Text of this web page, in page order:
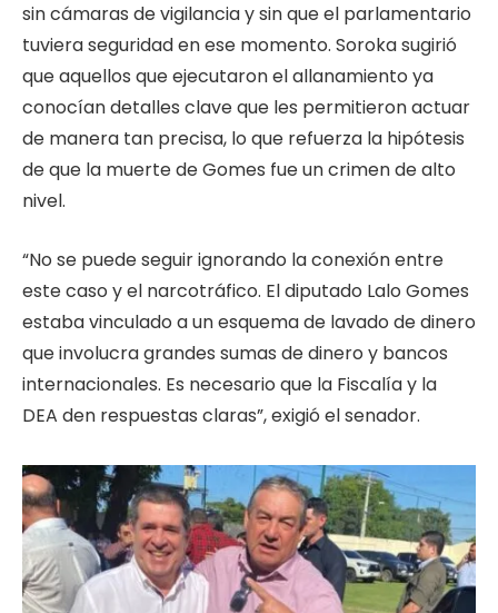
sin cámaras de vigilancia y sin que el parlamentario
tuviera seguridad en ese momento. Soroka sugirió
que aquellos que ejecutaron el allanamiento ya
conocían detalles clave que les permitieron actuar
de manera tan precisa, lo que refuerza la hipótesis
de que la muerte de Gomes fue un crimen de alto
nivel.
“No se puede seguir ignorando la conexión entre
este caso y el narcotráfico. El diputado Lalo Gomes
estaba vinculado a un esquema de lavado de dinero
que involucra grandes sumas de dinero y bancos
internacionales. Es necesario que la Fiscalía y la
DEA den respuestas claras”, exigió el senador.